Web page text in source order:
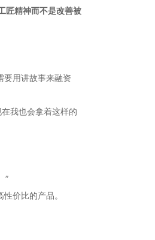
匠精神而不是改善被
要用讲故事来融资
我也会拿着这样的
”
价比的产品。